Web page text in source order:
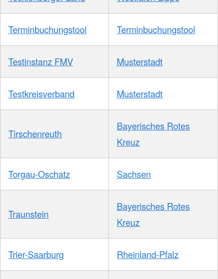
Terminbuchungstool Terminbuchungstool
Testinstanz FMV Musterstadt
Testkreisverband Musterstadt
Tirschenreuth
Bayerisches Rotes
Kreuz
Torgau-Oschatz Sachsen
Traunstein
Bayerisches Rotes
Kreuz
Trier-Saarburg Rheinland-Pfalz